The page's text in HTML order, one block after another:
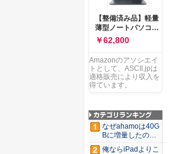
Personal (24か月版)
搭載 Windows 11 重
量1.7kg Wi-Fi 6E ク
ワイエットブルー
M1502NAQ-
【整備済み品】軽量
薄型ノートパソコン
dynabook G83 ■
13.3型
FHD(1920x1080) -
高性能第11世代Core
i5-1135G7 - メモリ
16GB - SSD 256GB
USB Type-C - MS
Office 2021 - Win11
搭載
￥62,800
Amazonのアソシエイ
トとして、ASCII.jpは
適格販売により収入を
得ています。
なぜahamoは40G
Bに増量したの
か ...
俺ならiPadよりこ